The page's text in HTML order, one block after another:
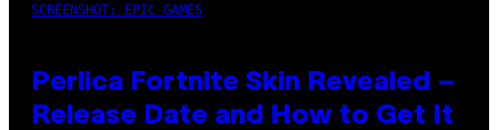
SCREENSHOT: EPIC GAMES
Perlica Fortnite Skin Revealed –
Release Date and How to Get It